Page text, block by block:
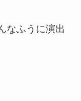
なふうに演出